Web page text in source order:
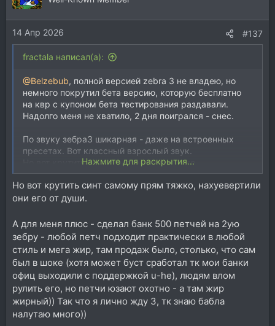
14 Апр 2026 #137
fractala написал(а):
@Belzebub, полной версией zebra 3 не владею, но
немного покрутил бета версию, которую бесплатно
на квр с купоном бета тестирования раздавали.
Надолго меня не хватило, 2 дня поигрался - снес.
По звуку зебра3 шикарная - даже на встроенных
пресетах. Вот классный взрослый звук.
Но вот крутить синт самому прям тяжко,
нахуевертили они его от души.
Тот же phaseplant, pigments, какой нибудь massive x -
открываешь и вот прям быстро рулишь, а тут в зебре
сугубо мой личный опыт - не слюбилось)
Тут еще какой момент сказался сильно (причем по
отзыву коллег - музыкантов знакомых),
экстремально затянутый выпуск 3-ей версии - люди
просто перегорели и задолбались ждать ее.
Я лицензией 2-ой версии зебры владел лет 10 назад -
и еще тогда Урс кормил завтраками, что вот вот
Нажмите для раскрытия...
Но вот крутить синт самому прям тяжко, нахуевертили
они его от души.
А для меня плюс - сделал банк 500 петчей на 2ую
зебру - любой петч подходит практически в любой
стиль и мега жир, там продаж было, столько, что сам
был в шоке (хотя может буст сработал тк мои банки
офиц выходили с поддержкой u-he), людям влом
рулить его, но петчи юзают охотно - а там жир
жирный)) Так что я лично жду 3, тк знаю бабла
налутаю много))